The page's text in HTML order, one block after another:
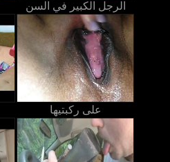
الرجل الكبير في السن
على ركبتيها